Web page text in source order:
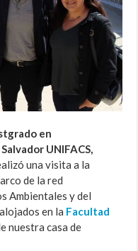
en
UNIFACS,
una visita a la
de la red
Ambientales y del
en la Facultad
nuestra casa de